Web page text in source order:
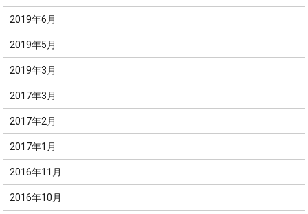
2019年6月
2019年5月
2019年3月
2017年3月
2017年2月
2017年1月
2016年11月
2016年10月